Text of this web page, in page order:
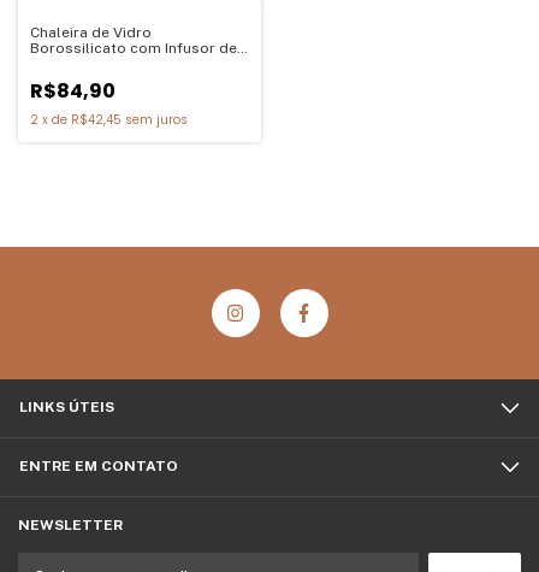
Chaleira de Vidro
Borossilicato com Infusor de
R$84,90
2 x de R$42,45 sem juros
LINKS ÚTEIS
ENTRE EM CONTATO
NEWSLETTER